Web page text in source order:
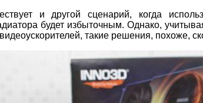
и другой сценарий, когда
будет избыточным. Однако,
такие решения, похоже,